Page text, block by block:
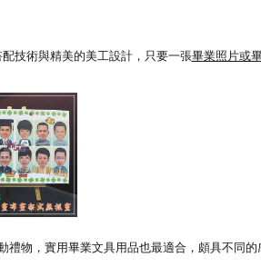
配技術與精美的美工設計，只要一張畢業照片或
禮物，實用畢業文具用品也最適合，頗具不同